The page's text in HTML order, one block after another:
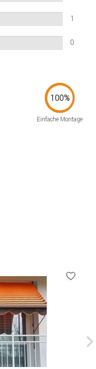
1
0
Einfache Montage